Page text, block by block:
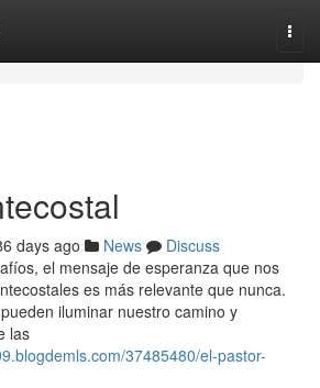
days ago News
Discuss
el mensaje de esperanza que nos
es más relevante que nunca.
iluminar nuestro camino y
las
37485480/el-pastor-